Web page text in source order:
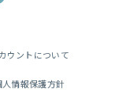
ウントについて
人情報保護方針